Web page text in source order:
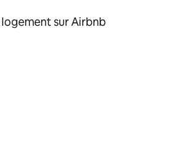
sur Airbnb